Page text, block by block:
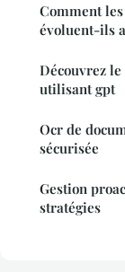
Comment
évoluent-ils
Découvrez
utilisant gpt
Ocr de
sécurisée
Gestion
stratégies